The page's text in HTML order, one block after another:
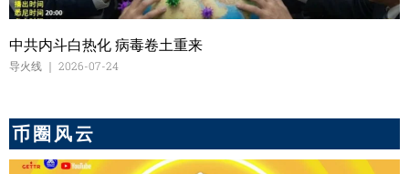
中共内斗白热化 病毒卷土重来
导火线 2026-07-24
币圈风云